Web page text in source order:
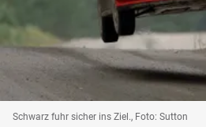
Schwarz fuhr sicher ins Ziel., Foto: Sutton